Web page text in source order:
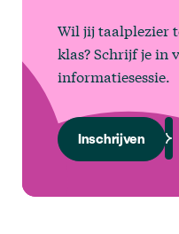
Wil jij taalplezier
klas? Schrijf je in
informatiesessie.
Inschrijven